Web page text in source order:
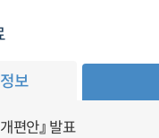
보
편안』 발표